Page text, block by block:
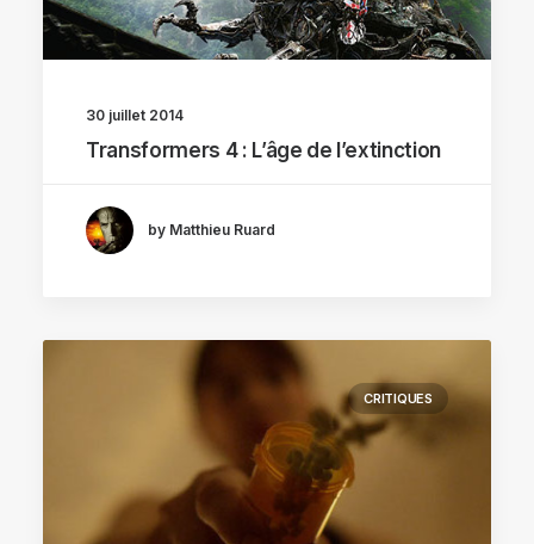
30 juillet 2014
Transformers 4 : L’âge de l’extinction
by Matthieu Ruard
CRITIQUES